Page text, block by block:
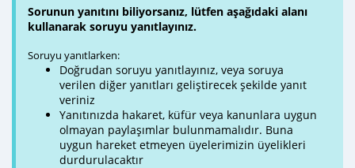
Sorunun yanıtını biliyorsanız, lütfen aşağıdaki alanı
kullanarak soruyu yanıtlayınız.
Soruyu yanıtlarken:
Doğrudan soruyu yanıtlayınız, veya soruya
verilen diğer yanıtları geliştirecek şekilde yanıt
veriniz
Yanıtınızda hakaret, küfür veya kanunlara uygun
olmayan paylaşımlar bulunmamalıdır. Buna
uygun hareket etmeyen üyelerimizin üyelikleri
durdurulacaktır